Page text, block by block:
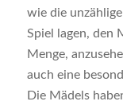
wie die
Spiel lagen, den
Menge,
auch eine
Die Mädels